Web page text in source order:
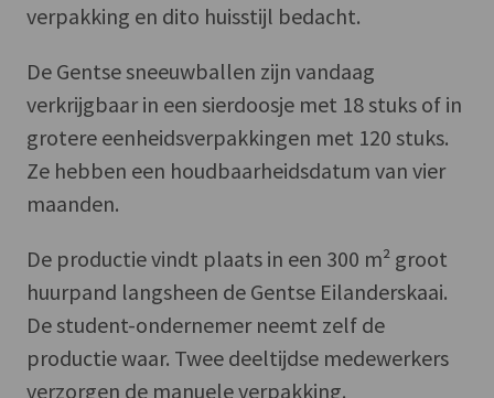
verpakking en dito huisstijl bedacht.
De Gentse sneeuwballen zijn vandaag
verkrijgbaar in een sierdoosje met 18 stuks of in
grotere eenheidsverpakkingen met 120 stuks.
Ze hebben een houdbaarheidsdatum van vier
maanden.
De productie vindt plaats in een 300 m² groot
huurpand langsheen de Gentse Eilanderskaai.
De student-ondernemer neemt zelf de
productie waar. Twee deeltijdse medewerkers
verzorgen de manuele verpakking.